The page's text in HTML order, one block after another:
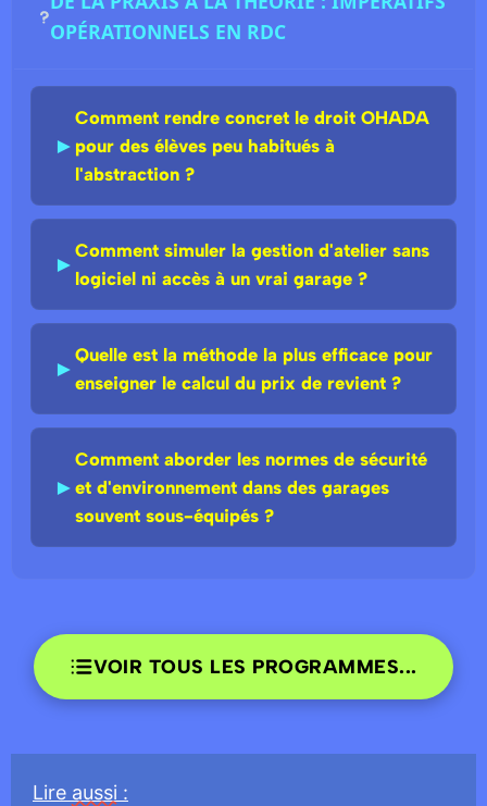
OPÉRATIONNELS EN RDC
►
Comment rendre concret le droit OHADA
pour des élèves peu habitués à
l'abstraction ?
►
Comment simuler la gestion d'atelier sans
logiciel ni accès à un vrai garage ?
►
Quelle est la méthode la plus efficace pour
enseigner le calcul du prix de revient ?
►
Comment aborder les normes de sécurité
et d'environnement dans des garages
souvent sous-équipés ?
VOIR TOUS LES PROGRAMMES...
Lire aussi :